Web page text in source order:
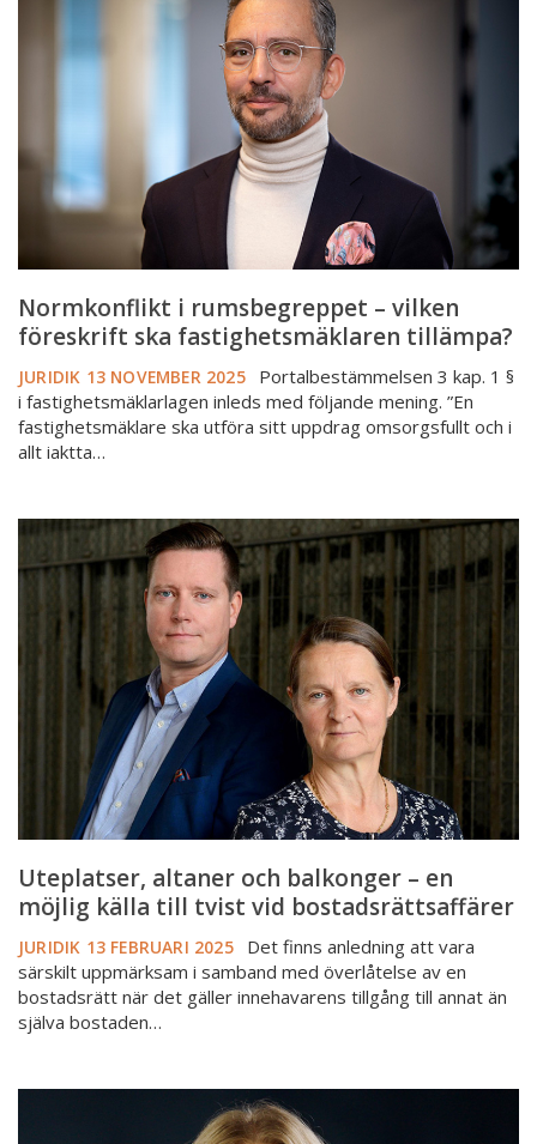
fastighetsmäklaren
tillämpa?
Normkonflikt i rumsbegreppet – vilken
föreskrift ska fastighetsmäklaren tillämpa?
JURIDIK 13 NOVEMBER 2025
Portalbestämmelsen 3 kap. 1 §
i fastighetsmäklarlagen inleds med följande mening. ”En
fastighetsmäklare ska utföra sitt uppdrag omsorgsfullt och i
allt iaktta…
Uteplatser,
altaner
och
balkonger
en
möjlig
bostadsrättsaffärer
Uteplatser, altaner och balkonger – en
möjlig källa till tvist vid bostadsrättsaffärer
JURIDIK 13 FEBRUARI 2025
Det finns anledning att vara
särskilt uppmärksam i samband med överlåtelse av en
bostadsrätt när det gäller innehavarens tillgång till annat än
själva bostaden…
Hur